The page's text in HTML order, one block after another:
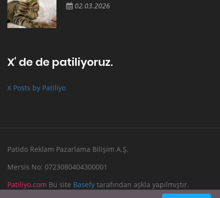
02.03.2026
X' de de patiliyoruz.
X Posts by Patiliyo
Patido Reklam Pazarlama Bilişim A.Ş.
Mersis No: 0723080404300001
Patiliyo.com Bu site Basefy tarafından aşkla yapılmıştır.